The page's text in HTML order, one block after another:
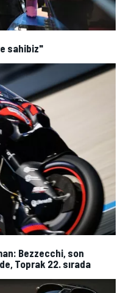
sahibiz"
Bezzecchi, son
Toprak 22. sırada